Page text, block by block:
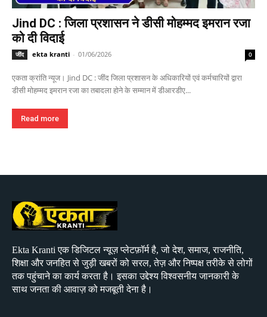
Jind DC : जिला प्रशासन ने डीसी मोहम्मद इमरान रजा
को दी विदाई
जींद ekta kranti - 01/06/2026 0
एकता क्रांति न्यूज। Jind DC : जींद जिला प्रशासन के अधिकारियों एवं कर्मचारियों द्वारा
डीसी मोहम्मद इमरान रजा का तबादला होने के सम्मान में डीआरडीए...
Read more
Ekta Kranti एक डिजिटल न्यूज़ प्लेटफ़ॉर्म है, जो देश, समाज, राजनीति,
शिक्षा और जनहित से जुड़ी खबरों को सरल, तेज़ और निष्पक्ष तरीके से लोगों
तक पहुंचाने का कार्य करता है। इसका उद्देश्य विश्वसनीय जानकारी के
साथ जनता की आवाज़ को मजबूती देना है।